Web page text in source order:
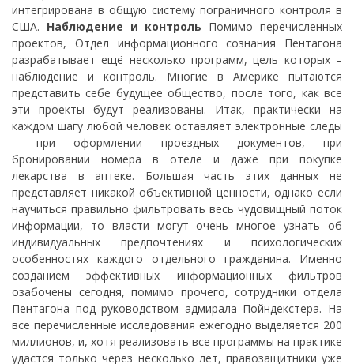
интегрирована в общую систему пограничного контроля в
США. Наблюдение и контроль Помимо перечисленных
проектов, Отдел информационного сознания Пентагона
разрабатывает ещё несколько программ, цель которых –
наблюдение и контроль. Многие в Америке пытаются
представить себе будущее общество, после того, как все
эти проекты будут реализованы. Итак, практически на
каждом шагу любой человек оставляет электронные следы
– при оформлении проездных документов, при
бронировании номера в отеле и даже при покупке
лекарства в аптеке. Большая часть этих данных не
представляет никакой объективной ценности, однако если
научиться правильно фильтровать весь чудовищный поток
информации, то власти могут очень многое узнать об
индивидуальных предпочтениях и психологических
особенностях каждого отдельного гражданина. Именно
созданием эффективных информационных фильтров
озабочены сегодня, помимо прочего, сотрудники отдела
Пентагона под руководством адмирала Пойндекстера. На
все перечисленные исследования ежегодно выделяется 200
миллионов, и, хотя реализовать все программы на практике
удастся только через несколько лет, правозащитники уже